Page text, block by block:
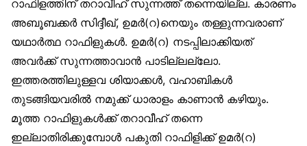
റാഫിളത്തിന് തറാവീഹ് സുന്നത്ത് തന്നെയില്ല. കാരണം
അബൂബക്കര്‍ സിദ്ദീഖ്, ഉമര്‍(റ)നെയും തള്ളുന്നവരാണ്
യഥാര്‍ത്ഥ റാഫിളുകള്‍. ഉമര്‍(റ) നടപ്പിലാക്കിയത്
അവര്‍ക്ക് സുന്നത്താവാന്‍ പാടില്ലല്ലോ.
ഇത്തരത്തിലുള്ളവ ശിയാക്കള്‍, വഹാബികള്‍
തുടങ്ങിയവരില്‍ നമുക്ക് ധാരാളം കാണാന്‍ കഴിയും.
മൂത്ത റാഫിളുകള്‍ക്ക് തറാവീഹ് തന്നെ
ഇല്ലാതിരിക്കുമ്പോള്‍ പകുതി റാഫിളിക്ക് ഉമര്‍(റ)